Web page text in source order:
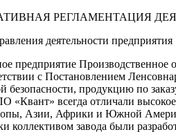
РЕГЛАМЕНТАЦИЯ
деятельности предприятия
предприятие
с Постановлением
безопасности, продукцию по
всегда отличали высокое
Азии, Африки и Южной
коллективом завода были